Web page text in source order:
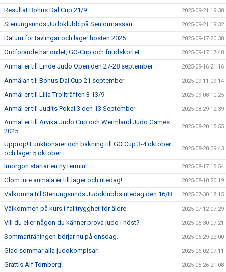
Resultat Bohus Dal Cup 21/9 2025-09-21 19:38
Stenungsunds Judoklubb på Seniormässan 2025-09-21 19:32
Datum för tävlingar och läger hösten 2025 2025-09-17 20:38
Ordförande har ordet, GO-Cup och fritidskortet 2025-09-17 17:48
Anmäl er till Linde Judo Open den 27-28 september 2025-09-16 21:16
Anmälan till Bohus Dal Cup 21 september 2025-09-11 09:14
Anmäl er till Lilla Trollträffen 3 13/9 2025-09-08 10:25
Anmäl er till Judits Pokal 3 den 13 September 2025-08-29 12:39
Anmäl er till Arvika Judo Cup och Wermland Judo Games
2025
2025-08-20 15:55
Upprop! Funktionärer och bakning till GO Cup 3-4 oktober
och läger 5 oktober
2025-08-20 09:43
Imorgon startar en ny termin! 2025-08-17 15:54
Glöm inte anmäla er till läger och utedag! 2025-08-10 20:19
Välkomna till Stenungsunds Judoklubbs utedag den 16/8 2025-07-30 18:15
Välkommen på kurs i falltrygghet för äldre 2025-07-12 07:29
Vill du eller någon du känner prova judo i höst? 2025-06-30 07:21
Sommarträningen börjar nu på onsdag. 2025-06-29 22:00
Glad sommar alla judokompisar! 2025-06-02 07:11
Grattis Alf Tornberg! 2025-05-26 21:08